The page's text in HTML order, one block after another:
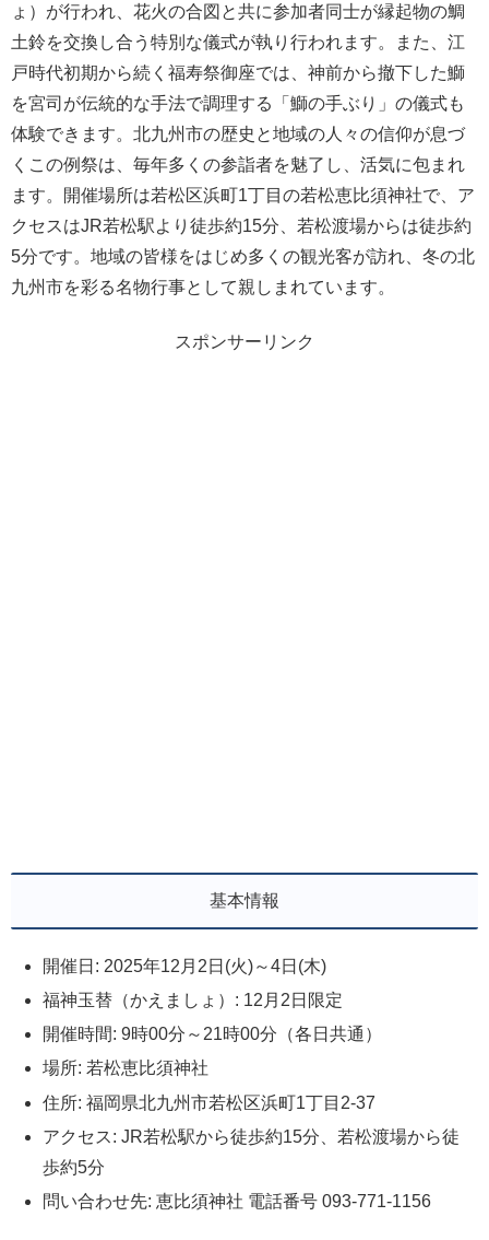
ょ）が行われ、花火の合図と共に参加者同士が縁起物の鯛
土鈴を交換し合う特別な儀式が執り行われます。また、江
戸時代初期から続く福寿祭御座では、神前から撤下した鰤
を宮司が伝統的な手法で調理する「鰤の手ぶり」の儀式も
体験できます。北九州市の歴史と地域の人々の信仰が息づ
くこの例祭は、毎年多くの参詣者を魅了し、活気に包まれ
ます。開催場所は若松区浜町1丁目の若松恵比須神社で、ア
クセスはJR若松駅より徒歩約15分、若松渡場からは徒歩約
5分です。地域の皆様をはじめ多くの観光客が訪れ、冬の北
九州市を彩る名物行事として親しまれています。
スポンサーリンク
基本情報
開催日: 2025年12月2日(火)～4日(木)
福神玉替（かえましょ）: 12月2日限定
開催時間: 9時00分～21時00分（各日共通）
場所: 若松恵比須神社
住所: 福岡県北九州市若松区浜町1丁目2-37
アクセス: JR若松駅から徒歩約15分、若松渡場から徒
歩約5分
問い合わせ先: 恵比須神社 電話番号 093-771-1156